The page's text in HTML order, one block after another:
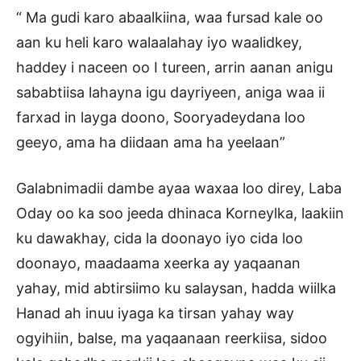
“ Ma gudi karo abaalkiina, waa fursad kale oo
aan ku heli karo walaalahay iyo waalidkey,
haddey i naceen oo I tureen, arrin aanan anigu
sababtiisa lahayna igu dayriyeen, aniga waa ii
farxad in layga doono, Sooryadeydana loo
geeyo, ama ha diidaan ama ha yeelaan”
Galabnimadii dambe ayaa waxaa loo direy, Laba
Oday oo ka soo jeeda dhinaca Korneylka, laakiin
ku dawakhay, cida la doonayo iyo cida loo
doonayo, maadaama xeerka ay yaqaanan
yahay, mid abtirsiimo ku salaysan, hadda wiilka
Hanad ah inuu iyaga ka tirsan yahay way
ogyihiin, balse, ma yaqaanaan reerkiisa, sidoo